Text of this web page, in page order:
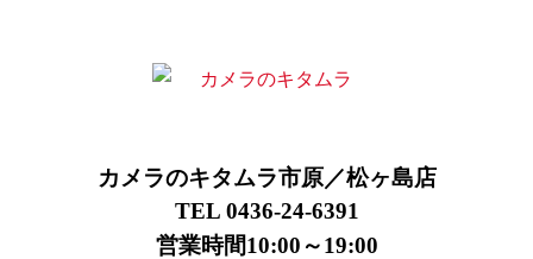
カメラのキタムラ市原／松ヶ島店
TEL 0436-24-6391
営業時間10:00～19:00